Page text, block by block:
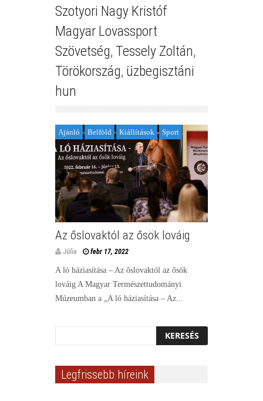
Szotyori Nagy Kristóf
Magyar Lovassport
Szövetség, Tessely Zoltán,
Törökország, üzbegisztáni
hun
Ajánló Belföld Kiállítások Sport
Az őslovaktól az ősök lováig
Júlia febr 17, 2022
A ló háziasítása – Az őslovaktól az ősök
lováig A Magyar Természettudományi
Múzeumban a „A ló háziasítása – Az...
Legfrissebb híreink